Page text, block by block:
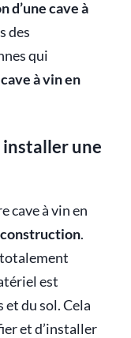
d’une cave à
des
qui
à vin en
une
cave à vin en
.
totalement
est
du sol. Cela
et d’installer